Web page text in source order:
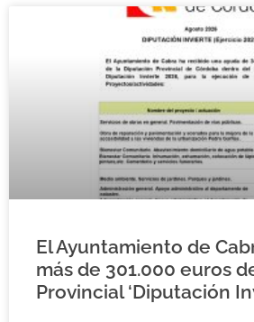
El Ayuntamiento de
más de 301.000 euros
Provincial ‘Diputación